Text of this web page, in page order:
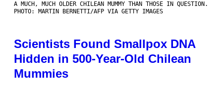
A MUCH, MUCH OLDER CHILEAN MUMMY THAN THOSE IN QUESTION.
PHOTO: MARTIN BERNETTI/AFP VIA GETTY IMAGES
Scientists Found Smallpox DNA
Hidden in 500-Year-Old Chilean
Mummies